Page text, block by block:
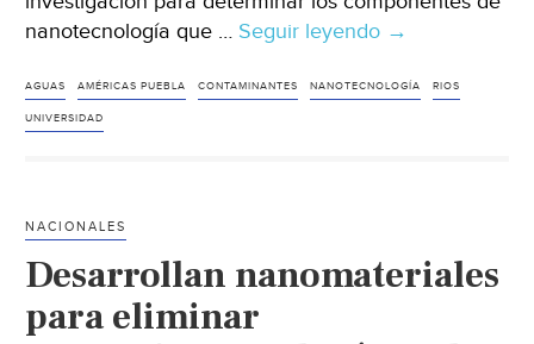
nanotecnología que … Seguir leyendo Puebla:
Udlap
la
→
AGUAS AMÉRICAS PUEBLA CONTAMINANTES NANOTECNOLOGÍA RIOS
UNIVERSIDAD
NACIONALES
Desarrollan nanomateriales
para eliminar